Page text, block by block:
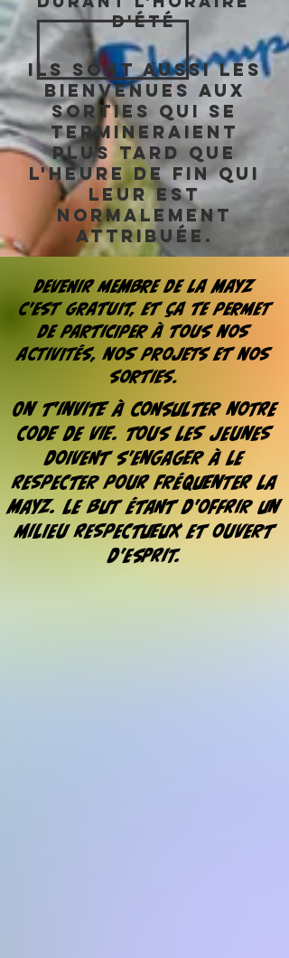
d'été
Ils sont aussi les
bienvenues aux
sorties qui se
termineraient
plus tard que
l'heure de fin qui
leur est
normalement
attribuée.
Devenir membre de la Mayz
c'est gratuit, et ça te permet
de participer à tous nos
activités, nos projets et nos
sorties.
On t'invite à consulter notre
Code de vie. tous les jeunes
doivent s'engager à le
respecter pour fréquenter la
Mayz. Le but étant d'offrir un
milieu respectueux et ouvert
d'esprit.